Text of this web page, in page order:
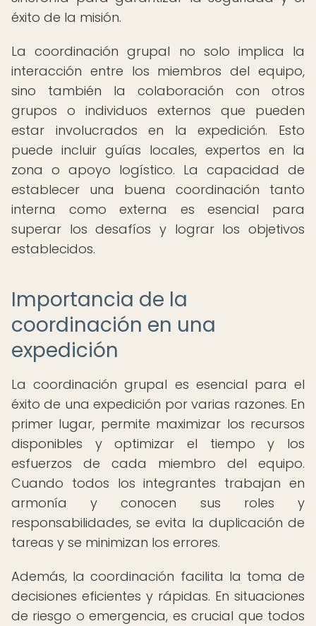
éxito de la misión.
La coordinación grupal no solo implica la
interacción entre los miembros del equipo,
sino también la colaboración con otros
grupos o individuos externos que pueden
estar involucrados en la expedición. Esto
puede incluir guías locales, expertos en la
zona o apoyo logístico. La capacidad de
establecer una buena coordinación tanto
interna como externa es esencial para
superar los desafíos y lograr los objetivos
establecidos.
Importancia de la
coordinación en una
expedición
La coordinación grupal es esencial para el
éxito de una expedición por varias razones. En
primer lugar, permite maximizar los recursos
disponibles y optimizar el tiempo y los
esfuerzos de cada miembro del equipo.
Cuando todos los integrantes trabajan en
armonía y conocen sus roles y
responsabilidades, se evita la duplicación de
tareas y se minimizan los errores.
Además, la coordinación facilita la toma de
decisiones eficientes y rápidas. En situaciones
de riesgo o emergencia, es crucial que todos